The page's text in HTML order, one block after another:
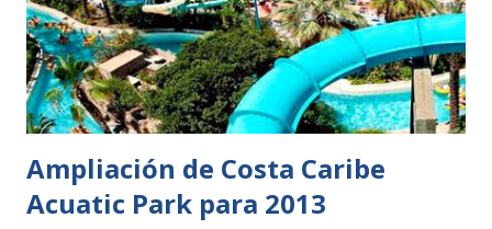
Ampliación de Costa Caribe
Acuatic Park para 2013